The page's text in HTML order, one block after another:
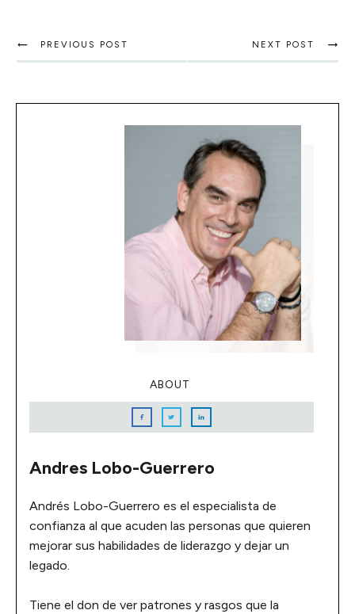
PREVIOUS POST NEXT POST
ABOUT
Andres Lobo-Guerrero
Andrés Lobo-Guerrero es el especialista de
confianza al que acuden las personas que quieren
mejorar sus habilidades de liderazgo y dejar un
legado.
Tiene el don de ver patrones y rasgos que la